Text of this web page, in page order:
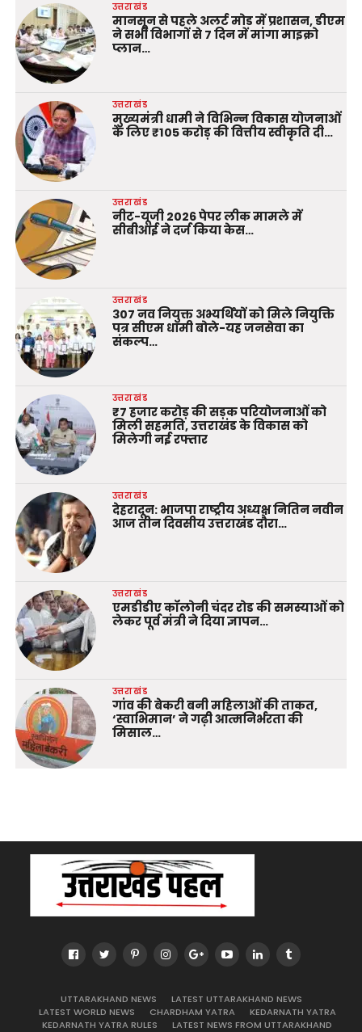
उत्तराखंड
मानसून से पहले अलर्ट मोड में प्रशासन, डीएम
ने सभी विभागों से 7 दिन में मांगा माइक्रो
प्लान…
उत्तराखंड
मुख्यमंत्री धामी ने विभिन्न विकास योजनाओं
के लिए ₹105 करोड़ की वित्तीय स्वीकृति दी…
उत्तराखंड
नीट-यूजी 2026 पेपर लीक मामले में
सीबीआई ने दर्ज किया केस…
उत्तराखंड
307 नव नियुक्त अभ्यर्थियों को मिले नियुक्ति
पत्र सीएम धामी बोले-यह जनसेवा का
संकल्प…
उत्तराखंड
₹7 हजार करोड़ की सड़क परियोजनाओं को
मिली सहमति, उत्तराखंड के विकास को
मिलेगी नई रफ्तार
उत्तराखंड
देहरादून: भाजपा राष्ट्रीय अध्यक्ष नितिन नवीन
आज तीन दिवसीय उत्तराखंड दौरा…
उत्तराखंड
एमडीडीए कॉलोनी चंदर रोड की समस्याओं को
लेकर पूर्व मंत्री ने दिया ज्ञापन…
उत्तराखंड
गांव की बेकरी बनी महिलाओं की ताकत,
‘स्वाभिमान’ ने गढ़ी आत्मनिर्भरता की
मिसाल…
UTTARAKHAND NEWS
LATEST UTTARAKHAND NEWS
LATEST WORLD NEWS
CHARDHAM YATRA
KEDARNATH YATRA
KEDARNATH YATRA RULES
LATEST NEWS FROM UTTARAKHAND